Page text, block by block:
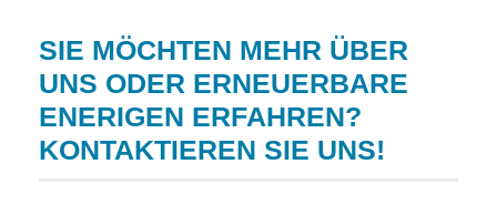
SIE MÖCHTEN MEHR ÜBER
UNS ODER ERNEUERBARE
ENERIGEN ERFAHREN?
KONTAKTIEREN SIE UNS!